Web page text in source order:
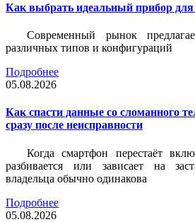
Как выбрать идеальный прибор
Современный рынок
различных типов и конфигураций
Подробнее
05.08.2026
Как спасти данные со сломанного
сразу после неисправности
Когда смартфон перестаёт
разбивается или зависает на
владельца обычно одинакова
Подробнее
05.08.2026